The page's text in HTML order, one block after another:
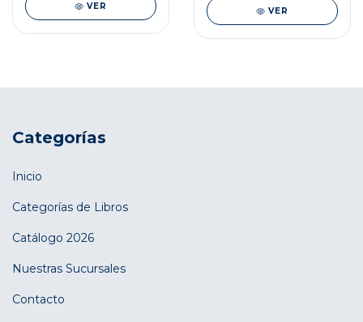
VER VER
Categorías
Inicio
Categorías de Libros
Catálogo 2026
Nuestras Sucursales
Contacto